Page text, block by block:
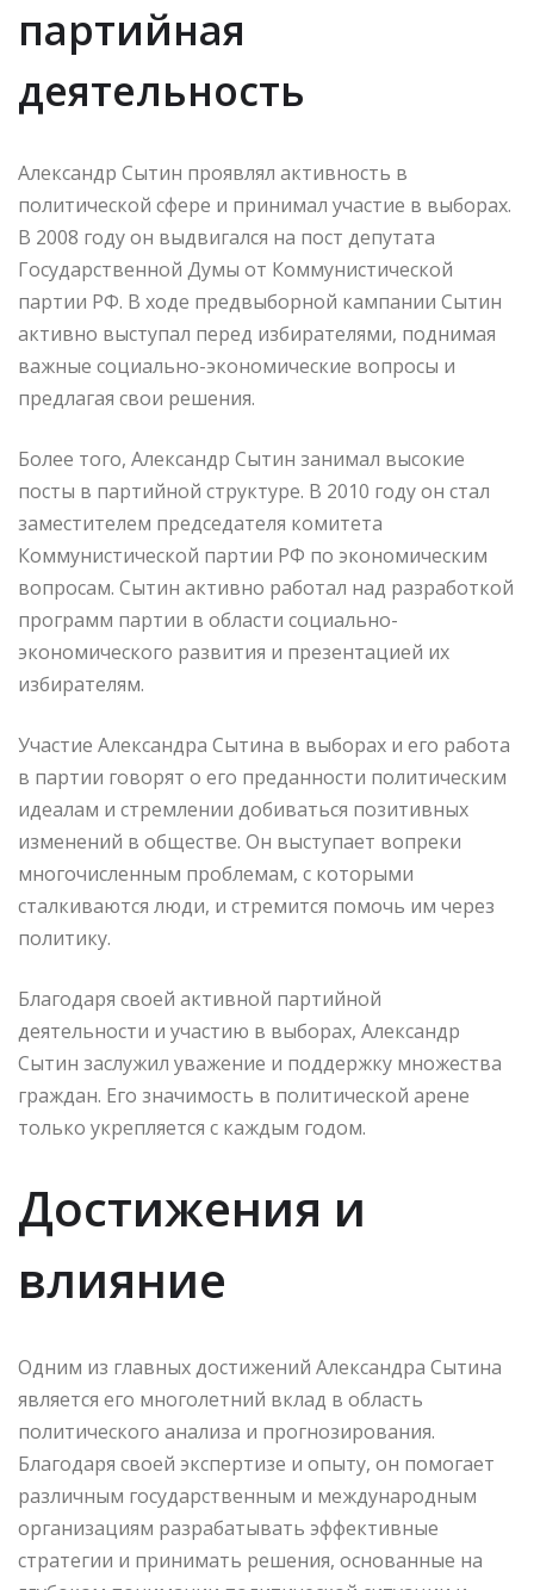
партийная
деятельность
Александр Сытин проявлял активность в
политической сфере и принимал участие в выборах.
В 2008 году он выдвигался на пост депутата
Государственной Думы от Коммунистической
партии РФ. В ходе предвыборной кампании Сытин
активно выступал перед избирателями, поднимая
важные социально-экономические вопросы и
предлагая свои решения.
Более того, Александр Сытин занимал высокие
посты в партийной структуре. В 2010 году он стал
заместителем председателя комитета
Коммунистической партии РФ по экономическим
вопросам. Сытин активно работал над разработкой
программ партии в области социально-
экономического развития и презентацией их
избирателям.
Участие Александра Сытина в выборах и его работа
в партии говорят о его преданности политическим
идеалам и стремлении добиваться позитивных
изменений в обществе. Он выступает вопреки
многочисленным проблемам, с которыми
сталкиваются люди, и стремится помочь им через
политику.
Благодаря своей активной партийной
деятельности и участию в выборах, Александр
Сытин заслужил уважение и поддержку множества
граждан. Его значимость в политической арене
только укрепляется с каждым годом.
Достижения и
влияние
Одним из главных достижений Александра Сытина
является его многолетний вклад в область
политического анализа и прогнозирования.
Благодаря своей экспертизе и опыту, он помогает
различным государственным и международным
организациям разрабатывать эффективные
стратегии и принимать решения, основанные на